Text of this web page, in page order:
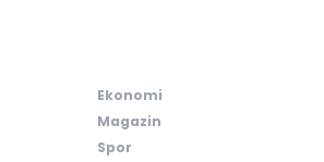
Ekonomi
Magazin
Spor